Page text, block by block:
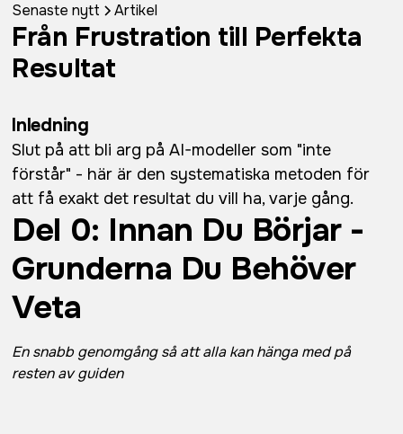
Senaste nytt Artikel
Från Frustration till Perfekta
Resultat
Inledning
Slut på att bli arg på AI-modeller som "inte
förstår" - här är den systematiska metoden för
att få exakt det resultat du vill ha, varje gång.
Del 0: Innan Du Börjar -
Grunderna Du Behöver
Veta
En snabb genomgång så att alla kan hänga med på
resten av guiden